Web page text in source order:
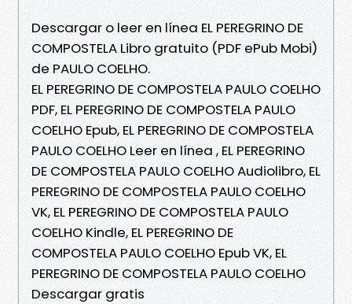
Descargar o leer en línea EL PEREGRINO DE
COMPOSTELA Libro gratuito (PDF ePub Mobi)
de PAULO COELHO.
EL PEREGRINO DE COMPOSTELA PAULO COELHO
PDF, EL PEREGRINO DE COMPOSTELA PAULO
COELHO Epub, EL PEREGRINO DE COMPOSTELA
PAULO COELHO Leer en línea , EL PEREGRINO
DE COMPOSTELA PAULO COELHO Audiolibro, EL
PEREGRINO DE COMPOSTELA PAULO COELHO
VK, EL PEREGRINO DE COMPOSTELA PAULO
COELHO Kindle, EL PEREGRINO DE
COMPOSTELA PAULO COELHO Epub VK, EL
PEREGRINO DE COMPOSTELA PAULO COELHO
Descargar gratis